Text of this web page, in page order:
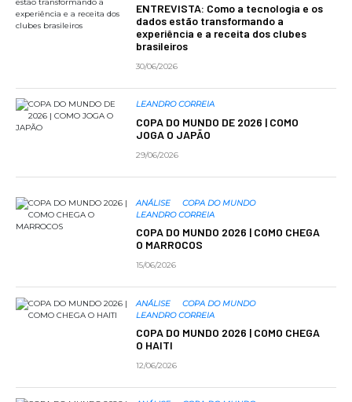
ENTREVISTA: Como a tecnologia e os
dados estão transformando a
experiência e a receita dos clubes
brasileiros
30/06/2026
LEANDRO CORREIA
COPA DO MUNDO DE 2026 | COMO
JOGA O JAPÃO
29/06/2026
ANÁLISE
COPA DO MUNDO
LEANDRO CORREIA
COPA DO MUNDO 2026 | COMO CHEGA
O MARROCOS
15/06/2026
ANÁLISE
COPA DO MUNDO
LEANDRO CORREIA
COPA DO MUNDO 2026 | COMO CHEGA
O HAITI
12/06/2026